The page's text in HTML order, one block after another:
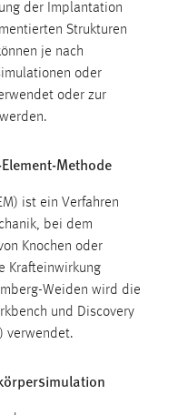
der Implantation
Strukturen
je nach
oder
oder zur
Methode
ist ein Verfahren
bei dem
Knochen oder
Krafteinwirkung
Weiden wird die
und Discovery
verwendet.